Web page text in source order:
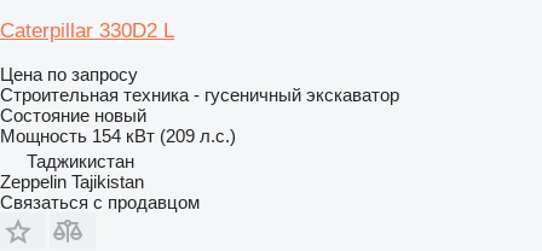
Caterpillar 330D2 L
Цена по запросу
Строительная техника - гусеничный экскаватор
Состояние новый
Мощность 154 кВт (209 л.с.)
Таджикистан
Zeppelin Tajikistan
Связаться с продавцом